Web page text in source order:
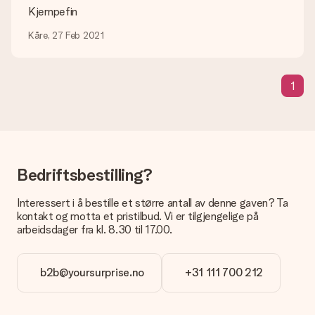
kundeservice; igjen, de er glade for å hjelpe deg!
Hva om fargen eller alternativet jeg vil ha ikke er
farge, men kan du ikke finne denne på nettstedet? Ta kontakt
melding på kortet, som vi skriver ut og legger ved pakken. Slik
vet mottakeren nøyaktig hvem han eller hun har å takke for
den flotte overraskelsen.
Blir gaven min pakket inn?
(Foreløpig) tilbyr vi ikke denne tjenesten. Vi leverer våre gaver
Kjempefin
Kåre, 27 Feb 2021
1
Bedriftsbestilling?
Interessert i å bestille et større antall av denne gaven? Ta
kontakt og motta et pristilbud. Vi er tilgjengelige på
arbeidsdager fra kl. 8.30 til 17.00.
b2b@yoursurprise.no +31 111 700 212